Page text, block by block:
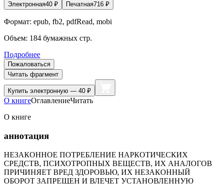
Электронная40 ₽ Печатная716 ₽
Формат: epub, fb2, pdfRead, mobi
Объем: 184 бумажных стр.
Подробнее
Пожаловаться
Читать фрагмент
Купить электронную — 40 ₽
О книгеОглавлениеЧитать
О книге
аннотация
НЕЗАКОННОЕ ПОТРЕБЛЕНИЕ НАРКОТИЧЕСКИХ
СРЕДСТВ, ПСИХОТРОПНЫХ ВЕЩЕСТВ, ИХ АНАЛОГОВ
ПРИЧИНЯЕТ ВРЕД ЗДОРОВЬЮ, ИХ НЕЗАКОННЫЙ
ОБОРОТ ЗАПРЕЩЕН И ВЛЕЧЕТ УСТАНОВЛЕННУЮ